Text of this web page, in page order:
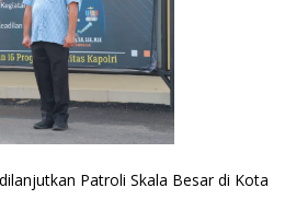
Patroli Skala Besar di Kota